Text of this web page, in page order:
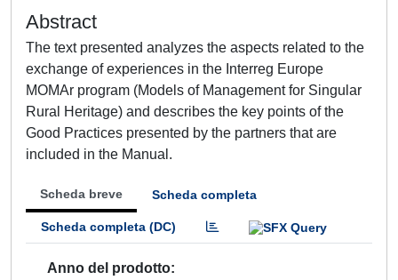
Abstract
The text presented analyzes the aspects related to the
exchange of experiences in the Interreg Europe
MOMAr program (Models of Management for Singular
Rural Heritage) and describes the key points of the
Good Practices presented by the partners that are
included in the Manual.
Scheda breve Scheda completa
Scheda completa (DC)
Anno del prodotto